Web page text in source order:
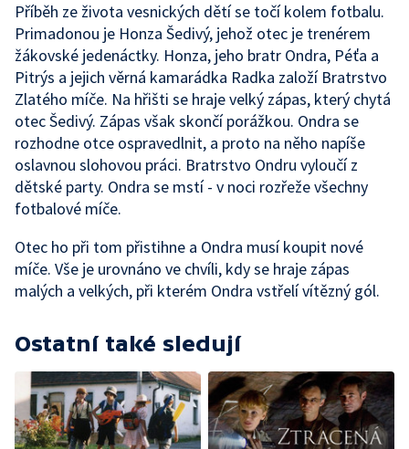
Příběh ze života vesnických dětí se točí kolem fotbalu.
Primadonou je Honza Šedivý, jehož otec je trenérem
žákovské jedenáctky. Honza, jeho bratr Ondra, Péťa a
Pitrýs a jejich věrná kamarádka Radka založí Bratrstvo
Zlatého míče. Na hřišti se hraje velký zápas, který chytá
otec Šedivý. Zápas však skončí porážkou. Ondra se
rozhodne otce ospravedlnit, a proto na něho napíše
oslavnou slohovou práci. Bratrstvo Ondru vyloučí z
dětské party. Ondra se mstí - v noci rozřeže všechny
fotbalové míče.
Otec ho při tom přistihne a Ondra musí koupit nové
míče. Vše je urovnáno ve chvíli, kdy se hraje zápas
malých a velkých, při kterém Ondra vstřelí vítězný gól.
Ostatní také sledují